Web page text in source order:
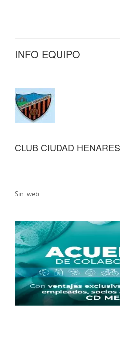
INFO EQUIPO
CLUB CIUDAD HENARES
Sin web